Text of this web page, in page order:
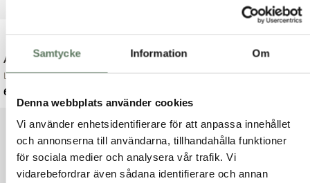
Samtycke Information Om
Denna webbplats använder cookies
Vi använder enhetsidentifierare för att anpassa innehållet
och annonserna till användarna, tillhandahålla funktioner
för sociala medier och analysera vår trafik. Vi
vidarebefordrar även sådana identifierare och annan
Ann Reco Waistcoat
Lättviktsväst i so...
Det
ursprungliga
priset
699.00
Det
nuvarande
priset
Rutig flanellskjorta
ursprungliga
priset
var:
699.00 kr.
nuvarande
priset
349.00 kr.